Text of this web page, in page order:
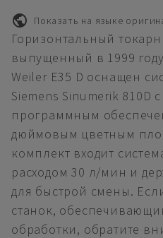
Показать на языке
Горизонтальный
выпущенный в 1999
Weiler E35 D оснащен
Siemens Sinumerik 810D
программным
дюймовым цветным
комплект входит
расходом 30 л/мин и
для быстрой смены.
станок,
обработки, обратите